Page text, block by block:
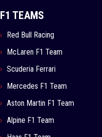
F1 TEAMS
Red Bull Racing
McLaren F1 Team
Scuderia Ferrari
Mercedes F1 Team
Aston Martin F1 Team
Alpine F1 Team